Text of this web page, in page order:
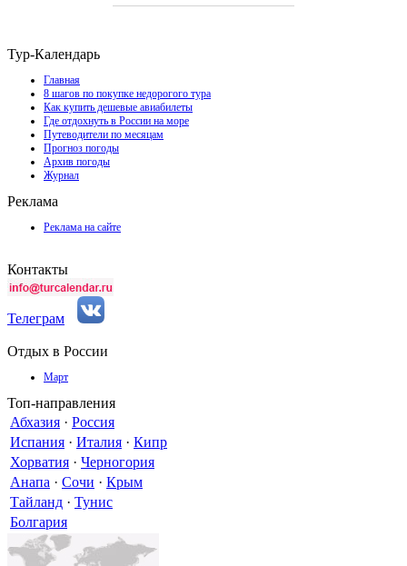
Тур-Календарь
Главная
8 шагов по покупке недорогого тура
Как купить дешевые авиабилеты
Где отдохнуть в России на море
Путеводители по месяцам
Прогноз погоды
Архив погоды
Журнал
Реклама
Реклама на сайте
Контакты
Телеграм
Отдых в России
Март
Топ-направления
Абхазия · Россия
Испания · Италия · Кипр
Хорватия · Черногория
Анапа · Сочи · Крым
Тайланд · Тунис
Болгария